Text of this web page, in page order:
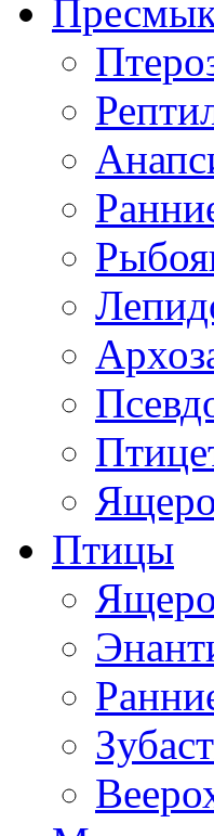
Птицы